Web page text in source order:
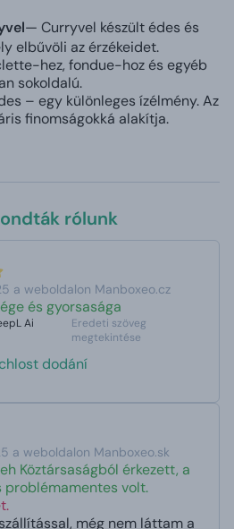
— Curryvel készült édes és
elbűvöli az érzékeidet.
hez, fondue-hoz és egyéb
sokoldalú.
– egy különleges ízélmény. Az
finomságokká alakítja.
rólunk
a weboldalon Manboxeo.cz
és gyorsasága
Ai
Eredeti szöveg
megtekintése
dodání
a weboldalon Manboxeo.sk
Köztársaságból érkezett, a
problémamentes volt.
még nem láttam a